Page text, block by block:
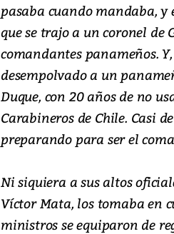
pasaba cuando mandaba,
que se trajo a un coronel de
comandantes panameños.
desempolvado a un
Duque, con 20 años de no
Carabineros de Chile. Casi
preparando para ser el
Ni siquiera a sus altos
Víctor Mata, los tomaba en
ministros se equiparon de